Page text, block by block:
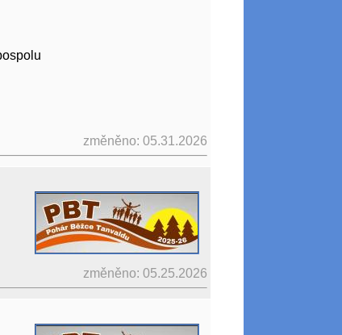
změněno: 05.31.2026
změněno: 05.25.2026